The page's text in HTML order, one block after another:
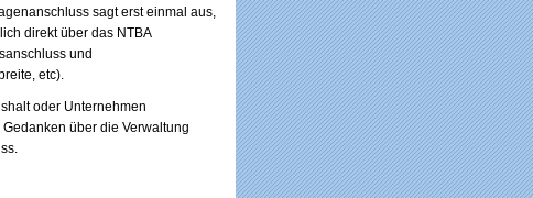
sagt erst einmal aus,
direkt über das NTBA
und
etc).
oder Unternehmen
über die Verwaltung